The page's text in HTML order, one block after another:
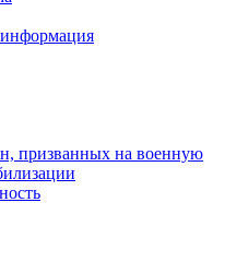
призванных на военную